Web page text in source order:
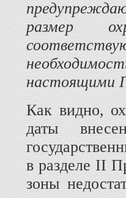
размер
настоящими
Как видно,
даты
в разделе II
зоны